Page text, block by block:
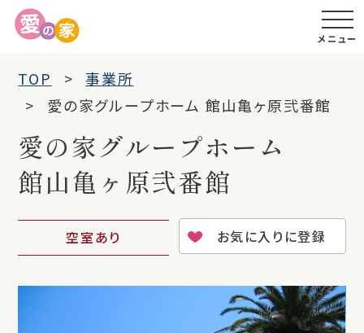
メニュー
TOP
事業所
愛の家グループホーム 館山亀ヶ原弐番館
愛の家グループホーム
館山亀ヶ原弐番館
空室あり お気に入りに登録